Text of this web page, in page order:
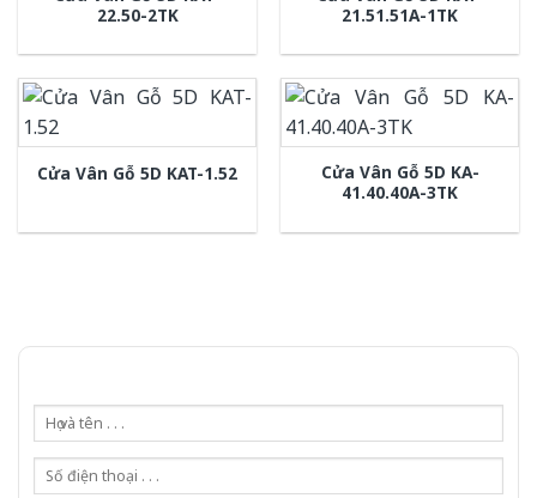
22.50-2TK
21.51.51A-1TK
Cửa Vân Gỗ 5D KAT-1.52
Cửa Vân Gỗ 5D KA-
41.40.40A-3TK